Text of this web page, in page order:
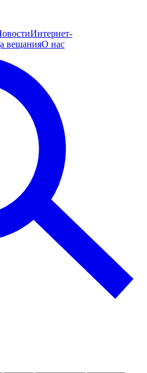
Интернет-
вещанияО нас